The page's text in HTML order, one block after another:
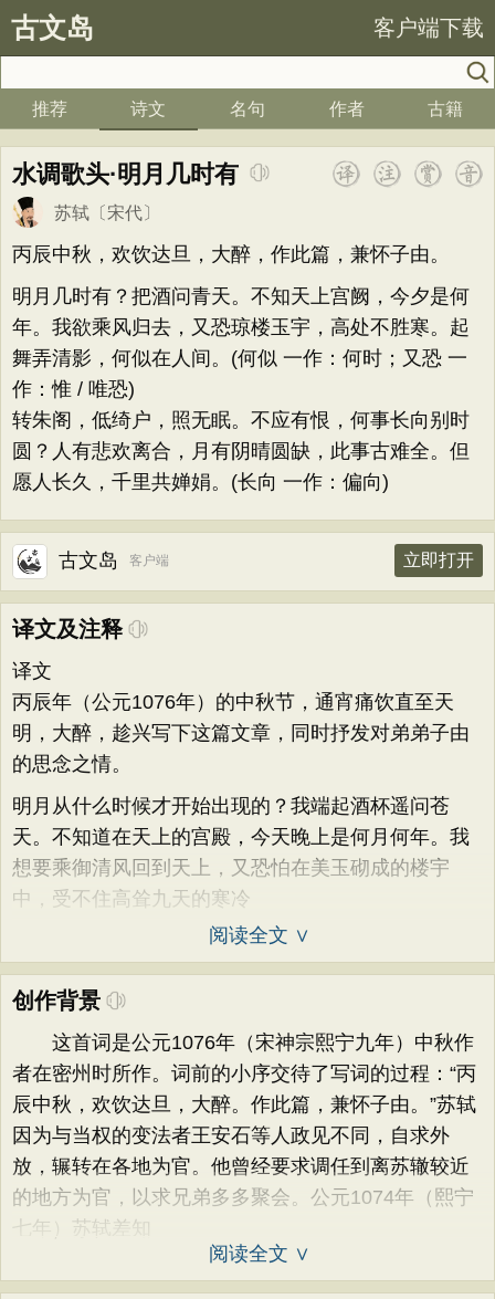
古文岛 客户端下载
推荐 诗文 名句 作者 古籍
水调歌头·明月几时有
苏轼 〔宋代〕
丙辰中秋，欢饮达旦，大醉，作此篇，兼怀子由。
明月几时有？把酒问青天。不知天上宫阙，今夕是何
年。我欲乘风归去，又恐琼楼玉宇，高处不胜寒。起
舞弄清影，何似在人间。(何似 一作：何时；又恐 一
作：惟 / 唯恐)
转朱阁，低绮户，照无眠。不应有恨，何事长向别时
圆？人有悲欢离合，月有阴晴圆缺，此事古难全。但
愿人长久，千里共婵娟。(长向 一作：偏向)
古文岛 客户端 立即打开
译文及注释
译文
丙辰年（公元1076年）的中秋节，通宵痛饮直至天
明，大醉，趁兴写下这篇文章，同时抒发对弟弟子由
的思念之情。
明月从什么时候才开始出现的？我端起酒杯遥问苍
天。不知道在天上的宫殿，今天晚上是何月何年。我
想要乘御清风回到天上，又恐怕在美玉砌成的楼宇
中，受不住高耸九天的寒冷
阅读全文 ∨
创作背景
这首词是公元1076年（宋神宗熙宁九年）中秋作
者在密州时所作。词前的小序交待了写词的过程：“丙
辰中秋，欢饮达旦，大醉。作此篇，兼怀子由。”苏轼
因为与当权的变法者王安石等人政见不同，自求外
放，辗转在各地为官。他曾经要求调任到离苏辙较近
的地方为官，以求兄弟多多聚会。公元1074年（熙宁
七年）苏轼差知
阅读全文 ∨